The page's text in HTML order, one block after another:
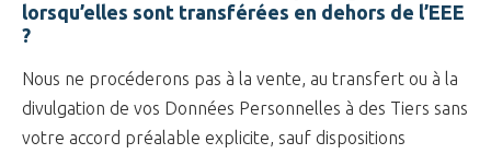
lorsqu’elles sont transférées en dehors de l’EEE
?
Nous ne procéderons pas à la vente, au transfert ou à la
divulgation de vos Données Personnelles à des Tiers sans
votre accord préalable explicite, sauf dispositions